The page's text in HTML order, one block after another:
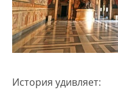
История удивляет: